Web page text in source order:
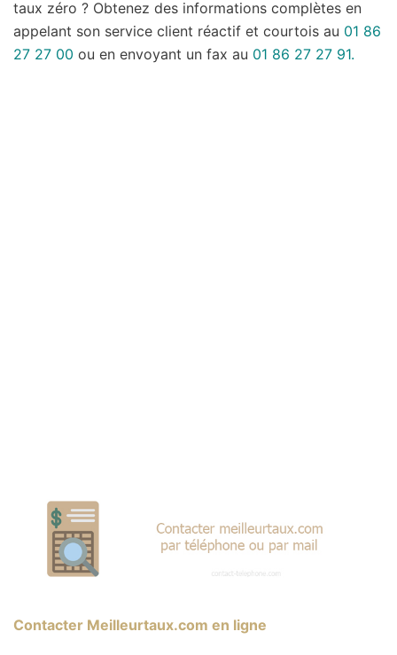
taux zéro ? Obtenez des informations complètes en
appelant son service client réactif et courtois au 01 86
27 27 00 ou en envoyant un fax au 01 86 27 27 91.
Contacter Meilleurtaux.com en ligne